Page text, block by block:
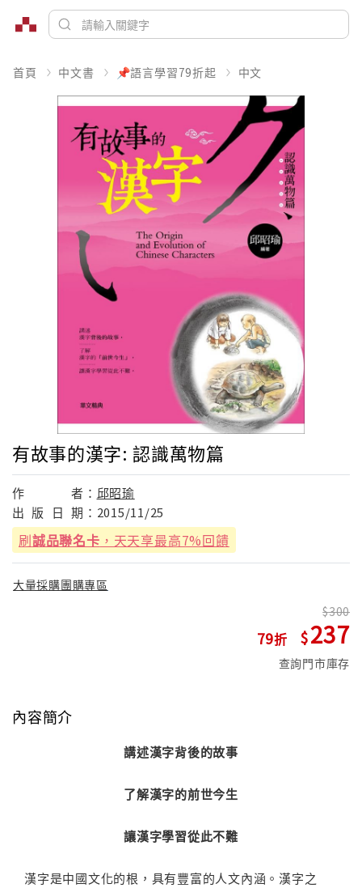
首頁 中文書 📌語言學習79折起 中文
有故事的漢字: 認識萬物篇
作 者： 邱昭瑜
出 版 日 期： 2015/11/25
刷誠品聯名卡 ，天天享最高7%回饋
大量採購團購專區
79
300
237
查詢門市庫存
內容簡介
講述漢字背後的故事
了解漢字的前世今生
讓漢字學習從此不難
漢字是中國文化的根，具有豐富的人文內涵。漢字之